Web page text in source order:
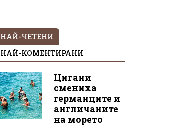
НАЙ-ЧЕТЕНИ
НАЙ-КОМЕНТИРАНИ
Цигани
смениха
германците и
англичаните
на морето